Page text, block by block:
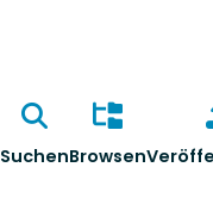
SuchenBrowsen